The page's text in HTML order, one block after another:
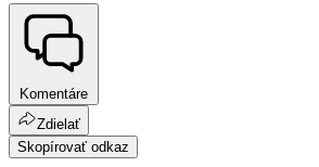
Komentáre
Zdielať
Skopírovať odkaz